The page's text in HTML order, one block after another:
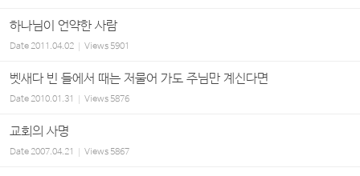
하나님이 언약한 사람
Date2011.04.02 Views 5901
벳새다 빈 들에서 때는 저물어 가도 주님만 계신다면
Date2010.01.31 Views 5876
교회의 사명
Date2007.04.21 Views 5867